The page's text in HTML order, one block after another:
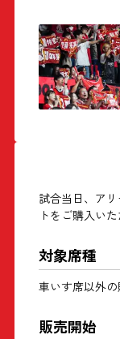
試合当日、ア
トをご購入いた
対象席種
車いす席以外
販売開始